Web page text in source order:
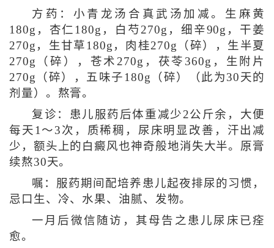
方药：小青龙汤合真武汤加减。生麻黄
180g，杏仁180g，白芍270g，细辛90g，干姜
270g，生甘草180g，肉桂270g（碎），生半夏
270g（碎），苍术270g，茯苓360g，生附片
270g（碎），五味子180g（碎）（此为30天的
剂量）。熬膏。
复诊：患儿服药后体重减少2公斤余，大便
每天1～3次，质稀稠，尿床明显改善，汗出减
少，额头上的白癜风也神奇般地消失大半。原膏
续熬30天。
嘱：服药期间配培养患儿起夜排尿的习惯，
忌口生、冷、水果、油腻、发物。
一月后微信随访，其母告之患儿尿床已痊
愈。